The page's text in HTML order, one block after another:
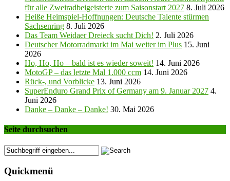
für alle Zweiradbeigeisterte zum Saisonstart 2027 8. Juli 2026
Heiße Heimspiel-Hoffnungen: Deutsche Talente stürmen
Sachsenring 8. Juli 2026
Das Team Weidaer Dreieck sucht Dich! 2. Juli 2026
Deutscher Motorradmarkt im Mai weiter im Plus 15. Juni
2026
Ho, Ho, Ho – bald ist es wieder soweit! 14. Juni 2026
MotoGP – das letzte Mal 1.000 ccm 14. Juni 2026
Rück-, und Vorblicke 13. Juni 2026
SuperEnduro Grand Prix of Germany am 9. Januar 2027 4.
Juni 2026
Danke – Danke – Danke! 30. Mai 2026
Seite durchsuchen
Quickmenü